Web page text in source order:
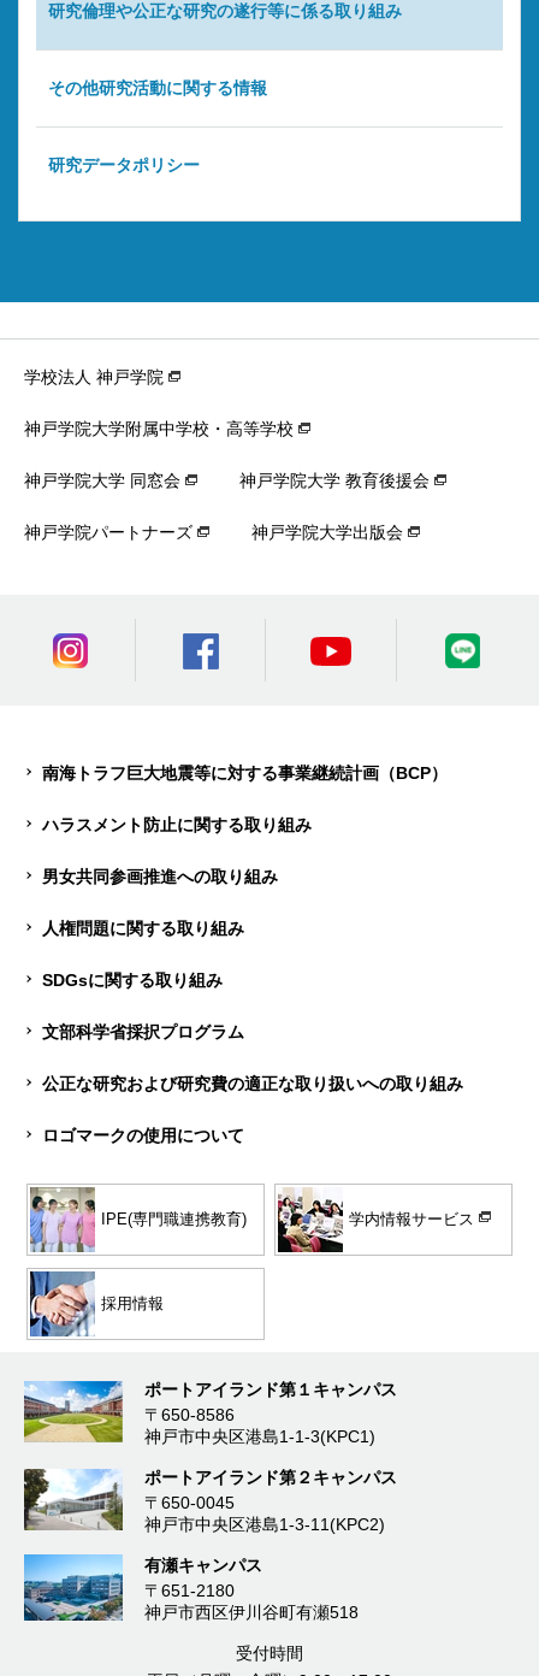
研究倫理や公正な研究の遂行等に係る取り組み
その他研究活動に関する情報
研究データポリシー
学校法人 神戸学院
神戸学院大学附属中学校・高等学校
神戸学院大学 同窓会 神戸学院大学 教育後援会
神戸学院パートナーズ 神戸学院大学出版会
南海トラフ巨大地震等に対する事業継続計画（BCP）
ハラスメント防止に関する取り組み
男女共同参画推進への取り組み
人権問題に関する取り組み
SDGsに関する取り組み
文部科学省採択プログラム
公正な研究および研究費の適正な取り扱いへの取り組み
ロゴマークの使用について
IPE(専門職連携教育) 学内情報サービス
採用情報
ポートアイランド第１キャンパス
〒650-8586
神戸市中央区港島1-1-3(KPC1)
ポートアイランド第２キャンパス
〒650-0045
神戸市中央区港島1-3-11(KPC2)
有瀬キャンパス
〒651-2180
神戸市西区伊川谷町有瀬518
受付時間